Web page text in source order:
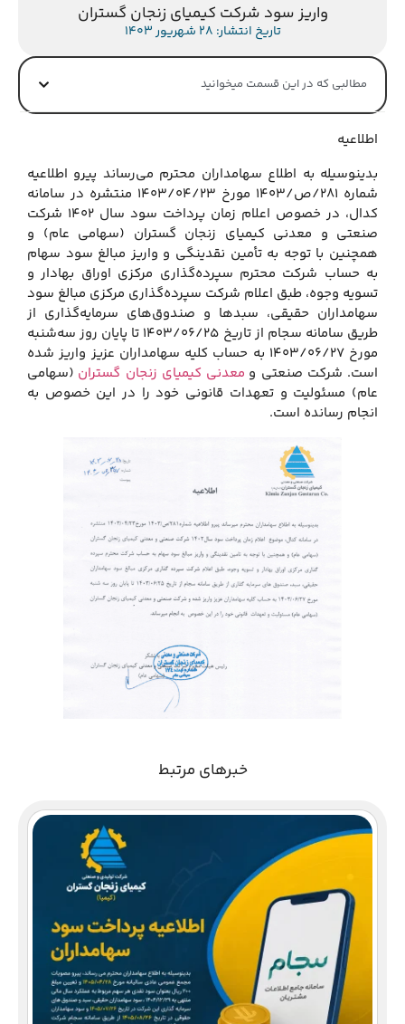
واریز سود شرکت کیمیای زنجان گستران
تاریخ انتشار: 28 شهریور 1403
مطالبی که در این قسمت میخوانید
اطلاعیه
بدینوسیله به اطلاع سهامداران محترم می‌رساند پیرو اطلاعیه
شماره ۲۸۱/ص/۱۴۰۳ مورخ ۱۴۰۳/۰۴/۲۳ منتشره در سامانه
کدال، در خصوص اعلام زمان پرداخت سود سال ۱۴۰۲ شرکت
صنعتی و معدنی کیمیای زنجان گستران (سهامی عام) و
همچنین با توجه به تأمین نقدینگی و واریز مبالغ سود سهام
به حساب شرکت محترم سپرده‌گذاری مرکزی اوراق بهادار و
تسویه وجوه، طبق اعلام شرکت سپرده‌گذاری مرکزی مبالغ سود
سهامداران حقیقی، سبدها و صندوق‌های سرمایه‌گذاری از
طریق سامانه سجام از تاریخ ۱۴۰۳/۰۶/۲۵ تا پایان روز سه‌شنبه
مورخ ۱۴۰۳/۰۶/۲۷ به حساب کلیه سهامداران عزیز واریز شده
است. شرکت صنعتی و معدنی کیمیای زنجان گستران (سهامی
عام) مسئولیت و تعهدات قانونی خود را در این خصوص به
انجام رسانده است.
خبرهای مرتبط